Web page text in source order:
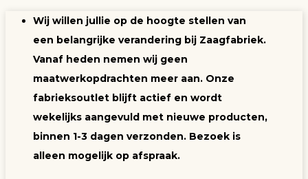
inhoud
Wij willen jullie op de hoogte stellen van
een belangrijke verandering bij Zaagfabriek.
Vanaf heden nemen wij geen
maatwerkopdrachten meer aan. Onze
fabrieksoutlet blijft actief en wordt
wekelijks aangevuld met nieuwe producten,
binnen 1-3 dagen verzonden. Bezoek is
alleen mogelijk op afspraak.